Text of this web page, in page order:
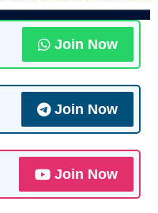
Join Now
Join Now
Join Now